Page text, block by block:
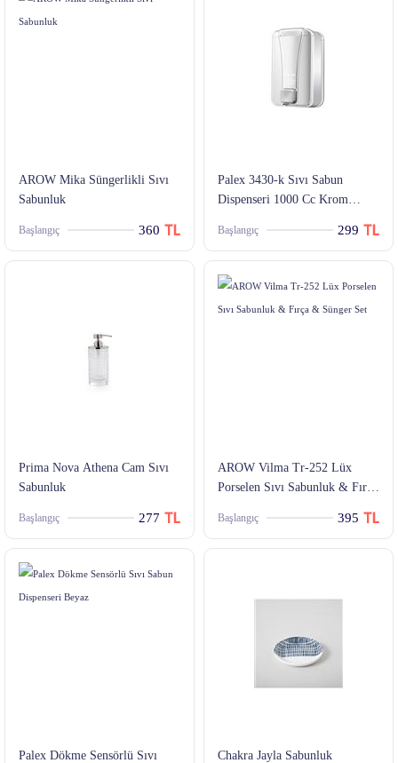
AROW Mika Süngerlikli Sıvı
Sabunluk
Başlangıç 360
Palex 3430-k Sıvı Sabun
Dispenseri 1000 Cc Krom
Başlangıç 299
Prima Nova Athena Cam Sıvı
Sabunluk
Başlangıç 277
AROW Vilma Tr-252 Lüx
Porselen Sıvı Sabunluk & Fırça
Başlangıç 395
Palex Dökme Sensörlü Sıvı Chakra Jayla Sabunluk